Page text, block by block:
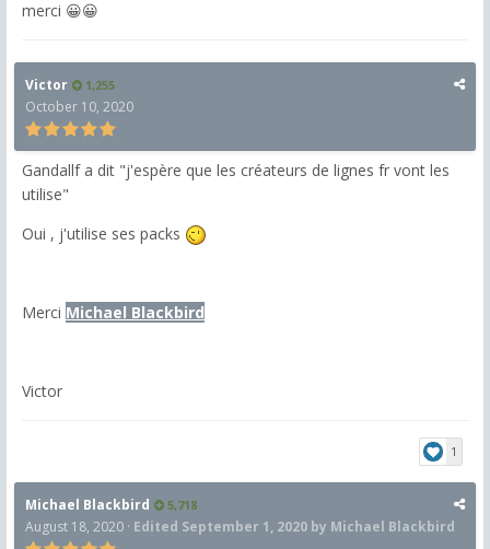
merci 😀😀
Victor 1,255
October 10, 2020
Gandallf a dit "j'espère que les créateurs de lignes fr vont les
utilise"
Oui , j'utilise ses packs
Merci Michael Blackbird
Victor
1
Michael Blackbird 5,718
August 18, 2020 · Edited September 1, 2020 by Michael Blackbird